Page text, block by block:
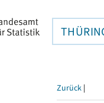
Zurück |